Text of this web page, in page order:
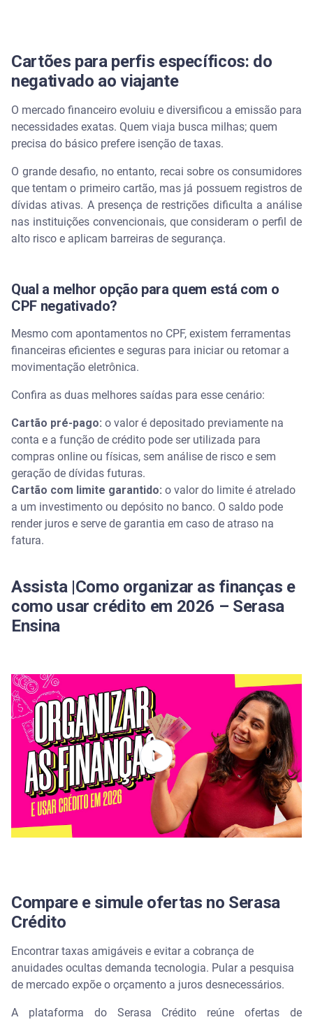
Cartões para perfis específicos: do
negativado ao viajante
O mercado financeiro evoluiu e diversificou a emissão para
necessidades exatas. Quem viaja busca milhas; quem
precisa do básico prefere isenção de taxas.
O grande desafio, no entanto, recai sobre os consumidores
que tentam o primeiro cartão, mas já possuem registros de
dívidas ativas. A presença de restrições dificulta a análise
nas instituições convencionais, que consideram o perfil de
alto risco e aplicam barreiras de segurança.
Qual a melhor opção para quem está com o
CPF negativado?
Mesmo com apontamentos no CPF, existem ferramentas
financeiras eficientes e seguras para iniciar ou retomar a
movimentação eletrônica.
Confira as duas melhores saídas para esse cenário:
Cartão pré-pago: o valor é depositado previamente na
conta e a função de crédito pode ser utilizada para
compras online ou físicas, sem análise de risco e sem
geração de dívidas futuras.
Cartão com limite garantido: o valor do limite é atrelado
a um investimento ou depósito no banco. O saldo pode
render juros e serve de garantia em caso de atraso na
fatura.
Assista |Como organizar as finanças e
como usar crédito em 2026 – Serasa
Ensina
Compare e simule ofertas no Serasa
Crédito
Encontrar taxas amigáveis e evitar a cobrança de
anuidades ocultas demanda tecnologia. Pular a pesquisa
de mercado expõe o orçamento a juros desnecessários.
A plataforma do Serasa Crédito reúne ofertas de